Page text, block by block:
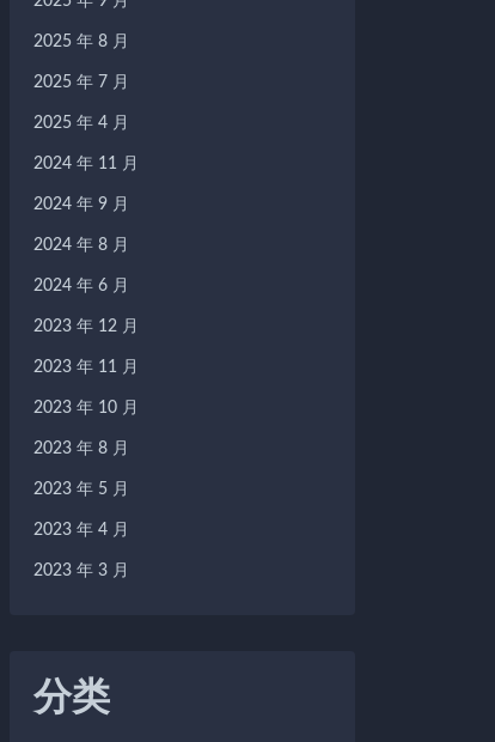
2025 年 8 月
2025 年 7 月
2025 年 4 月
2024 年 11 月
2024 年 9 月
2024 年 8 月
2024 年 6 月
2023 年 12 月
2023 年 11 月
2023 年 10 月
2023 年 8 月
2023 年 5 月
2023 年 4 月
2023 年 3 月
分类